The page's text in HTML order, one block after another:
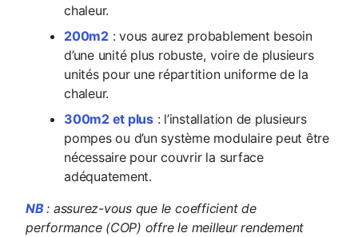
chaleur.
200m2: vous aurez probablement besoin
d’une unité plus robuste, voire de plusieurs
unités pour une répartition uniforme de la
chaleur.
300m2 et plus: l’installation de plusieurs
pompes ou d’un système modulaire peut être
nécessaire pour couvrir la surface
adéquatement.
NB: assurez-vous que le coefficient de
performance (COP) offre le meilleur rendement